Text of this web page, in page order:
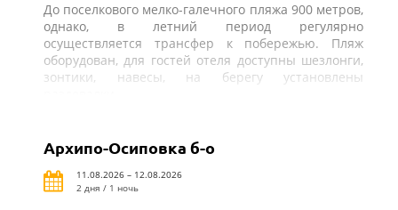
До поселкового мелко-галечного пляжа 900 метров,
однако, в летний период регулярно
осуществляется трансфер к побережью. Пляж
оборудован, для гостей отеля доступны шезлонги,
зонтики, навесы, на берегу установлены
Архипо-Осиповка б-о
11.08.2026 – 12.08.2026
2 дня / 1 ночь